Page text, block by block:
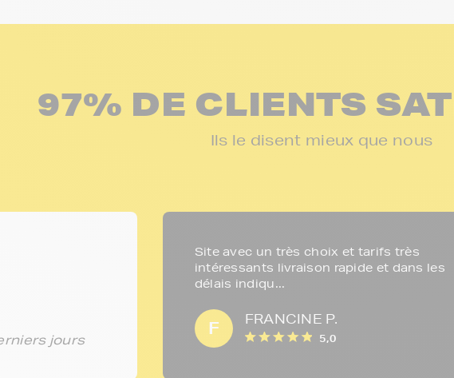
97% DE CLIENTS
Ils le disent mieux que nous
jours
Site avec un très choix et tarifs très
intéressants livraison rapide et dans les
délais indiqu...
F FRANCINE P.
5,0